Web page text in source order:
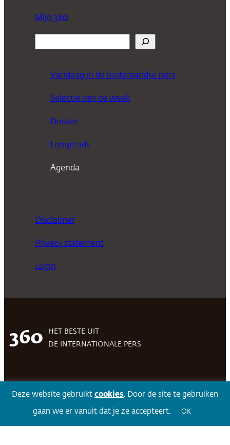
Mijn 360
Vandaag in de buitenlandse pers
Selectie van de week
Dossier
Longreads
Agenda
Disclaimer
Privacy statement
Login
360
HET BESTE UIT
DE INTERNATIONALE PERS
Volg 360Facebook LinkedIn Twitter
Deze website gebruikt cookies. Door de site te gebruiken
gaan we er vanuit dat je ze accepteert. OK